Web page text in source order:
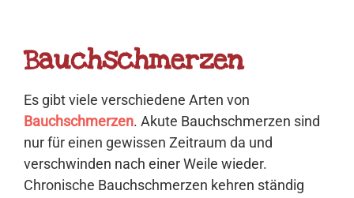
Bauchschmerzen
Es gibt viele verschiedene Arten von
Bauchschmerzen. Akute Bauchschmerzen sind
nur für einen gewissen Zeitraum da und
verschwinden nach einer Weile wieder.
Chronische Bauchschmerzen kehren ständig